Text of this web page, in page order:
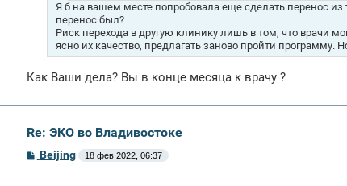
Я б на вашем месте попробовала еще сделать перенос
перенос был?
Риск перехода в другую клинику лишь в том, что врачи
ясно их качество, предлагать заново пройти программу.
Как Ваши дела? Вы в конце месяца к врачу ?
Re: ЭКО во Владивостоке
СBeijing 18 фев 2022, 06:37